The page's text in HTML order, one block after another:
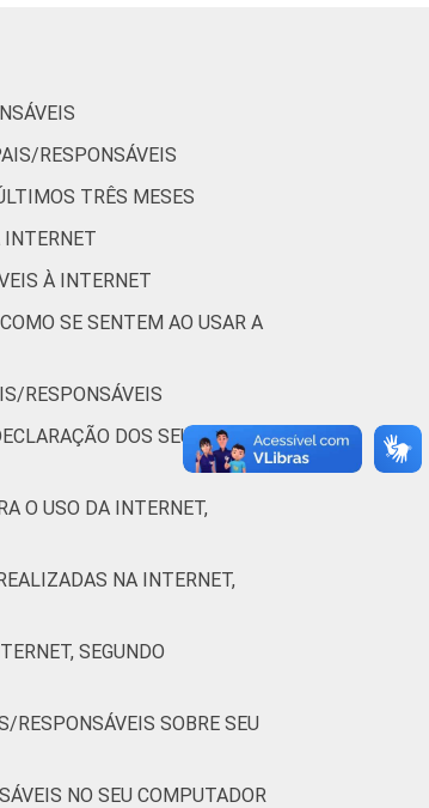
2
1 0
1
RESPONSÁVEIS
TRÊS MESES
INTERNET
À INTERNET
SE SENTEM AO USAR A
RESPONSÁVEIS
DOS SEUS
O USO DA INTERNET,
NA INTERNET,
SEGUNDO
RESPONSÁVEIS SOBRE SEU
NO SEU COMPUTADOR